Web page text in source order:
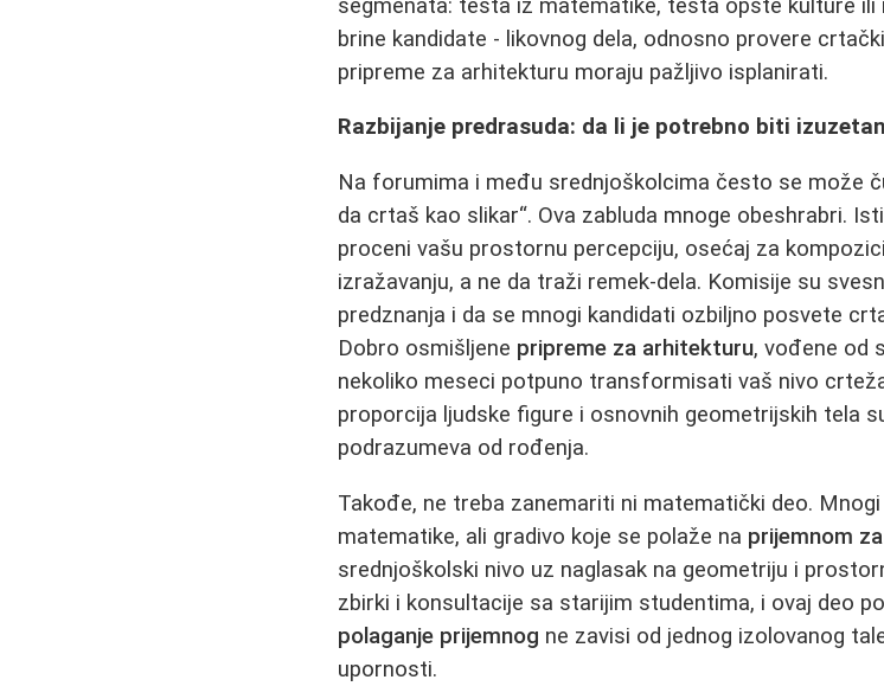
segmenata: testa iz matematike, testa opšte kulture
brine kandidate - likovnog dela, odnosno provere
pripreme za arhitekturu moraju pažljivo isplanirati.
Razbijanje predrasuda: da li je potrebno biti
Na forumima i među srednjoškolcima često se može
da crtaš kao slikar“. Ova zabluda mnoge obeshrabri.
proceni vašu prostornu percepciju, osećaj za
izražavanju, a ne da traži remek-dela. Komisije su
predznanja i da se mnogi kandidati ozbiljno posvete
Dobro osmišljene pripreme za arhitekturu, vođene od
nekoliko meseci potpuno transformisati vaš nivo
proporcija ljudske figure i osnovnih geometrijskih tela
podrazumeva od rođenja.
Takođe, ne treba zanemariti ni matematički deo.
matematike, ali gradivo koje se polaže na prijemnom
srednjoškolski nivo uz naglasak na geometriju i
zbirki i konsultacije sa starijim studentima, i ovaj deo
polaganje prijemnog ne zavisi od jednog izolovanog
upornosti.